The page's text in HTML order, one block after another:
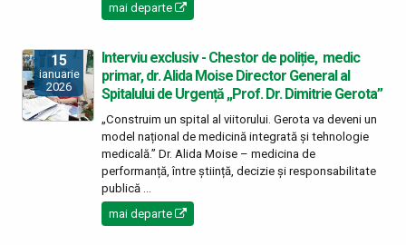
mai departe
15
ianuarie
2026
Interviu exclusiv - Chestor de poliție, medic
primar, dr. Alida Moise Director General al
Spitalului de Urgență „Prof. Dr. Dimitrie Gerota”
„Construim un spital al viitorului. Gerota va deveni un
model național de medicină integrată și tehnologie
medicală.” Dr. Alida Moise – medicina de
performanță, între știință, decizie și responsabilitate
publică ...
mai departe